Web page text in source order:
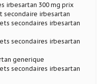
irbesartan 300 mg prix
irbesartan
secondaires irbesartan
secondaires irbesartan
generique
secondaires irbesartan